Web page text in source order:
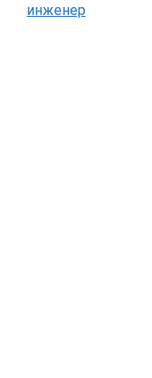
инженер